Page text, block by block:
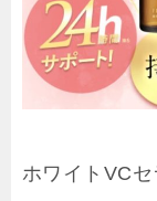
ホワイトVC